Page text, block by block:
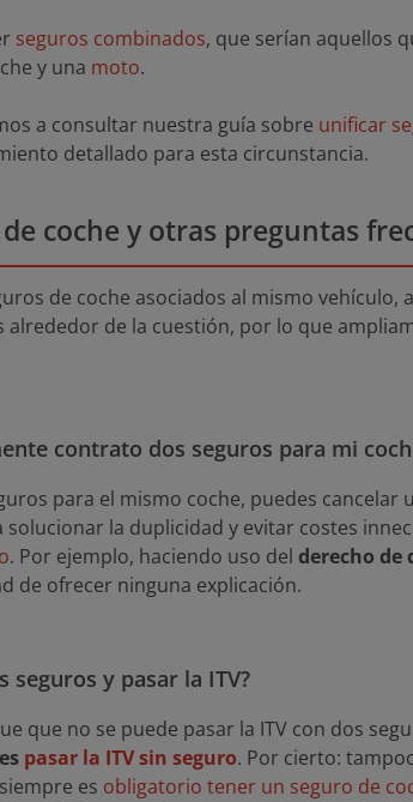
seguros combinados, que serían aquellos
y una moto.
a consultar nuestra guía sobre unificar
detallado para esta circunstancia.
coche y otras preguntas
de coche asociados al mismo vehículo,
de la cuestión, por lo que
contrato dos seguros para mi
para el mismo coche, puedes cancelar
la duplicidad y evitar costes
. Por ejemplo, haciendo uso del derecho de
de ofrecer ninguna explicación.
seguros y pasar la ITV?
que no se puede pasar la ITV con dos
es pasar la ITV sin seguro. Por cierto:
es obligatorio tener un seguro de